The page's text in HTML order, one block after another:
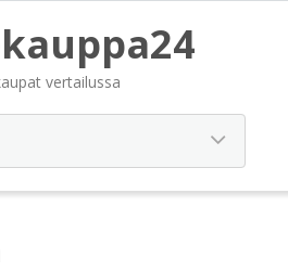
vertailussa